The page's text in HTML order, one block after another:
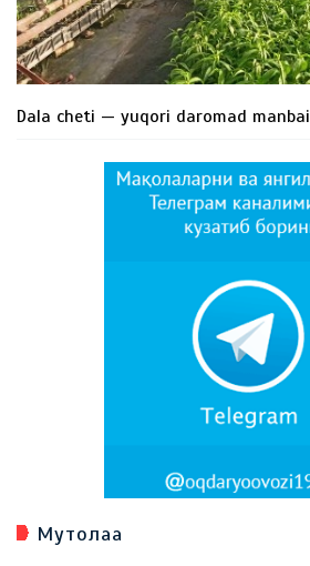
Dala cheti — yuqori daromad manbai
Мутолаа